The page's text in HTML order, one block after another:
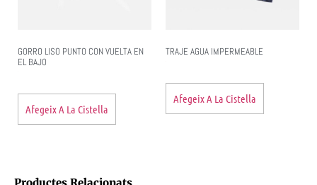
GORRO LISO PUNTO CON VUELTA EN
EL BAJO
Afegeix A La Cistella
TRAJE AGUA IMPERMEABLE
Afegeix A La Cistella